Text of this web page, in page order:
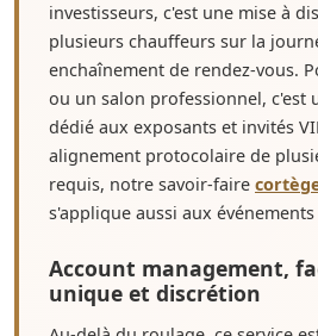
investisseurs, c'est une mise à
plusieurs chauffeurs sur la
enchaînement de rendez-vous.
ou un salon professionnel, c'est
dédié aux exposants et invités
alignement protocolaire de
requis, notre savoir-faire
s'applique aussi aux
Account management,
unique et discrétion